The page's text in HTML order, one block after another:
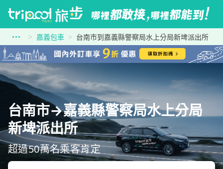
嘉義包車 台南市到嘉義縣警察局水上分局新埤派出所
台南市→嘉義縣警察局水上分局
新埤派出所
超過50萬名乘客肯定